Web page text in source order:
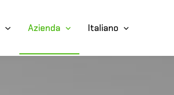
Azienda Italiano